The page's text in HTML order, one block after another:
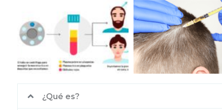
¿Qué es?